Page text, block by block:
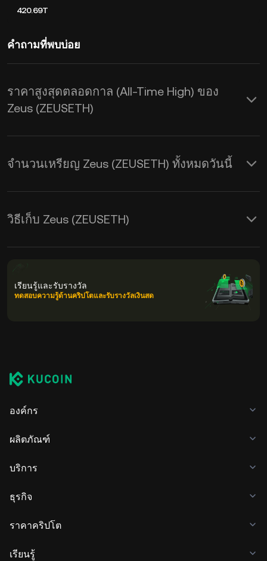
420.69T
คำถามที่พบบ่อย
ราคาสูงสุดตลอดกาล (All-Time High) ของ
Zeus (ZEUSETH)
จำนวนเหรียญ Zeus (ZEUSETH) ทั้งหมดวันนี้
วิธีเก็บ Zeus (ZEUSETH)
เรียนรู้และรับรางวัล
ทดสอบความรู้ด้านคริปโตและรับรางวัลเงินสด
องค์กร
ผลิตภัณฑ์
บริการ
ธุรกิจ
ราคาคริปโต
เรียนรู้